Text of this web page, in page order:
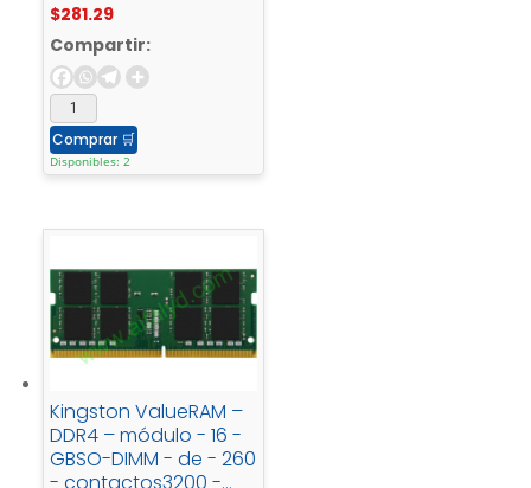
$281.29
Compartir:
Comprar 🛒
Disponibles: 2
Kingston ValueRAM –
DDR4 – módulo - 16 -
GBSO-DIMM - de - 260
- contactos3200 -